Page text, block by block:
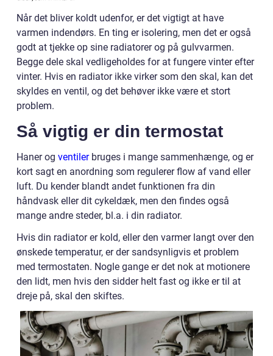
Når det bliver koldt udenfor, er det vigtigt at have
varmen indendørs. En ting er isolering, men det er også
godt at tjekke op sine radiatorer og på gulvvarmen.
Begge dele skal vedligeholdes for at fungere vinter efter
vinter. Hvis en radiator ikke virker som den skal, kan det
skyldes en ventil, og det behøver ikke være et stort
problem.
Så vigtig er din termostat
Haner og ventilerbruges i mange sammenhænge, og er
kort sagt en anordning som regulerer flow af vand eller
luft. Du kender blandt andet funktionen fra din
håndvask eller dit cykeldæk, men den findes også
mange andre steder, bl.a. i din radiator.
Hvis din radiator er kold, eller den varmer langt over den
ønskede temperatur, er der sandsynligvis et problem
med termostaten. Nogle gange er det nok at motionere
den lidt, men hvis den sidder helt fast og ikke er til at
dreje på, skal den skiftes.